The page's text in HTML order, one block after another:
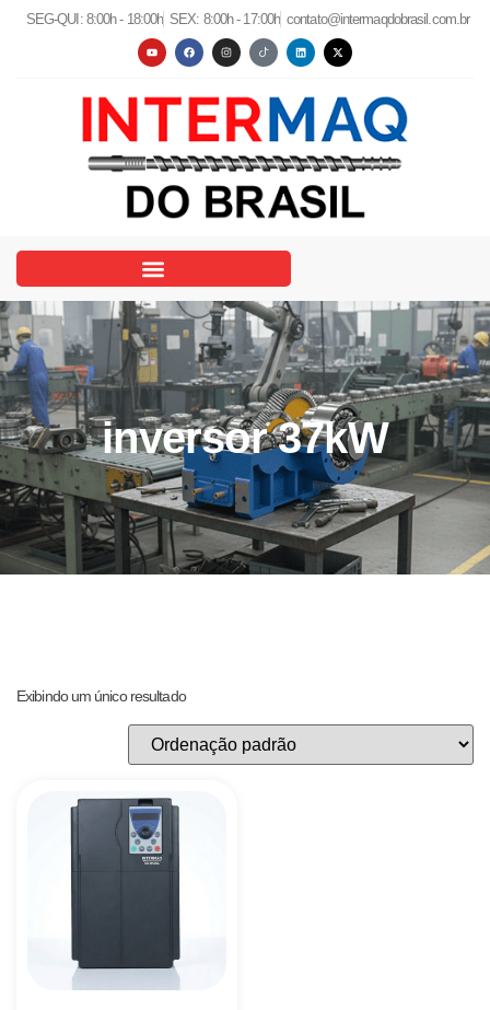
SEG-QUI: 8:00h - 18:00h SEX: 8:00h - 17:00h contato@intermaqdobrasil.com.br
inversor 37kW
Exibindo um único resultado